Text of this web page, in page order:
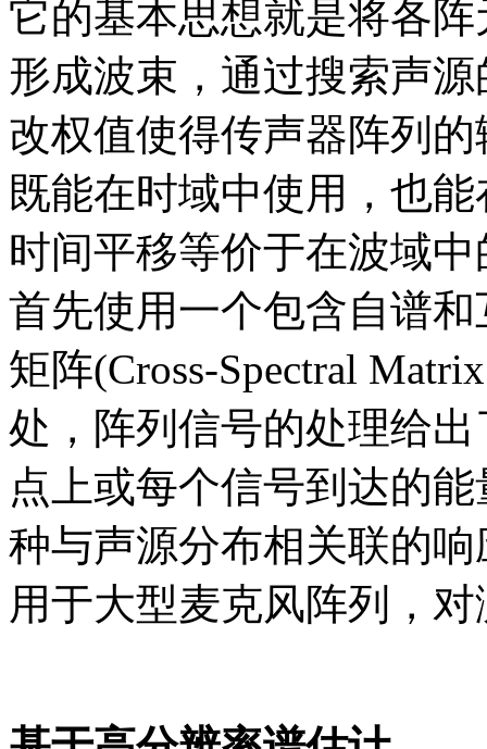
它的基本思想就是将各
形成波束，通过搜索声
改权值使得传声器阵列
既能在时域中使用，也
时间平移等价于在波域
首先使用一个包含自谱
矩阵(Cross-Spectral
处，阵列信号的处理给
点上或每个信号到达的
种与声源分布相关联的
用于大型麦克风阵列，